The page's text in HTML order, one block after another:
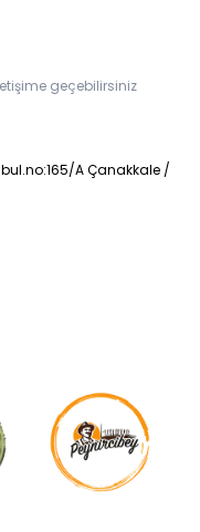
geçebilirsiniz
A Çanakkale /